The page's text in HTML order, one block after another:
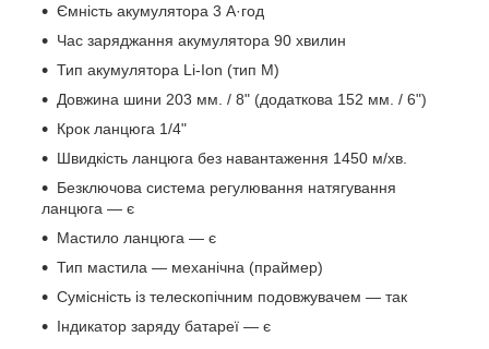
Ємність акумулятора 3 А·год
Час заряджання акумулятора 90 хвилин
Тип акумулятора Li-Ion (тип М)
Довжина шини 203 мм. / 8" (додаткова 152 мм. / 6")
Крок ланцюга 1/4"
Швидкість ланцюга без навантаження 1450 м/хв.
Безключова система регулювання натягування
ланцюга — є
Мастило ланцюга — є
Тип мастила — механічна (праймер)
Сумісність із телескопічним подовжувачем — так
Індикатор заряду батареї — є